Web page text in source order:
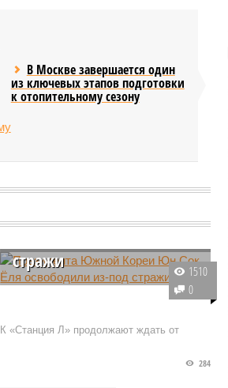
В Москве завершается один
из ключевых этапов подготовки
к отопительному сезону
Президента Южной
Кореи Юн Сок Ёля
стражи
Южнокорейская прокуратура
приняла решение освободить
того, как суд отменил запрос на
1510
0
«Станция Л» продолжают ждать от
284